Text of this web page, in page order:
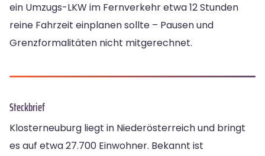
ein Umzugs-LKW im Fernverkehr etwa 12 Stunden
reine Fahrzeit einplanen sollte – Pausen und
Grenzformalitäten nicht mitgerechnet.
Steckbrief
Klosterneuburg liegt in Niederösterreich und bringt
es auf etwa 27.700 Einwohner. Bekannt ist